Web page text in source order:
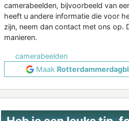
camerabeelden, bijvoorbeeld van
heeft u andere informatie die voor
zijn, neem dan contact met ons op.
manieren.
camerabeelden
Maak